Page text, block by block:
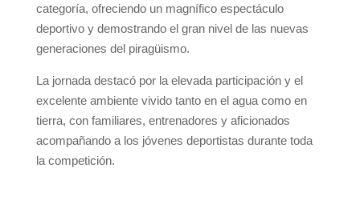
categoría, ofreciendo un magnífico espectáculo
deportivo y demostrando el gran nivel de las nuevas
generaciones del piragüismo.
La jornada destacó por la elevada participación y el
excelente ambiente vivido tanto en el agua como en
tierra, con familiares, entrenadores y aficionados
acompañando a los jóvenes deportistas durante toda
la competición.